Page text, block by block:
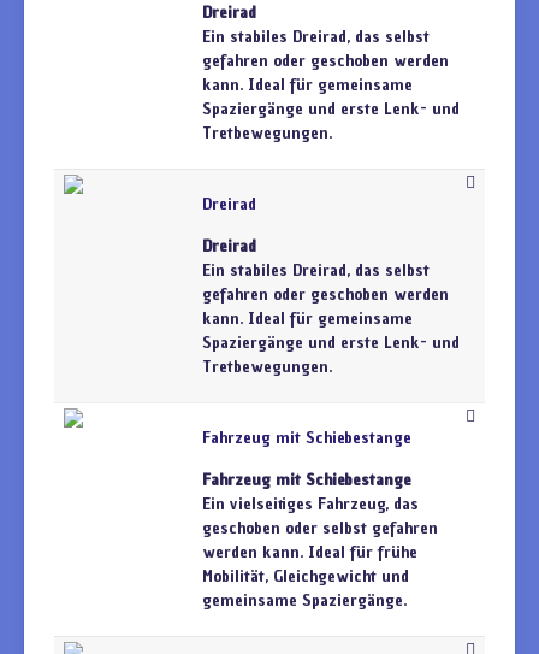
Dreirad
Ein stabiles Dreirad, das selbst
gefahren oder geschoben werden
kann. Ideal für gemeinsame
Spaziergänge und erste Lenk- und
Tretbewegungen.
Dreirad
Dreirad
Ein stabiles Dreirad, das selbst
gefahren oder geschoben werden
kann. Ideal für gemeinsame
Spaziergänge und erste Lenk- und
Tretbewegungen.
Fahrzeug mit Schiebestange
Fahrzeug mit Schiebestange
Ein vielseitiges Fahrzeug, das
geschoben oder selbst gefahren
werden kann. Ideal für frühe
Mobilität, Gleichgewicht und
gemeinsame Spaziergänge.